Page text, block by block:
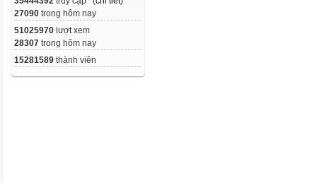
27090 trong hôm nay
51025970 lượt xem
28307 trong hôm nay
15281589 thành viên